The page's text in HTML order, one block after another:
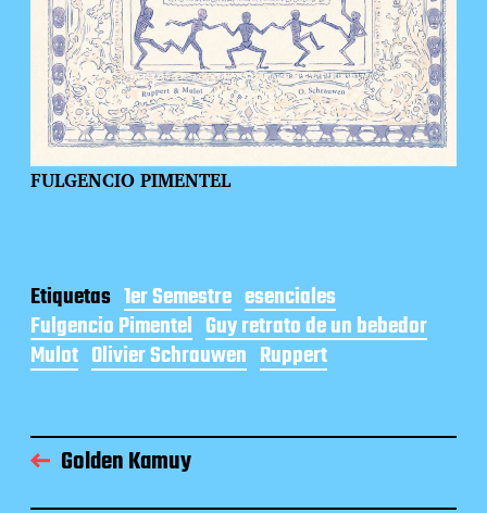
FULGENCIO PIMENTEL
Etiquetas 1er Semestre esenciales
Fulgencio Pimentel Guy retrato de un bebedor
Mulot Olivier Schrauwen Ruppert
Golden Kamuy